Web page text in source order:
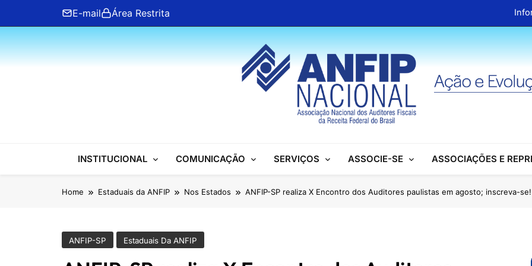
content
E-mail Área Restrita
ANFIP Nacional recebe visita da superintendente
Preparativos para o XIX Encontro
Almoço em homenagem ao Dia
Preparativos para o XIX Encontro
Almoço em homenagem ao Dia
ANFIP Nacional
INSTITUCIONAL COMUNICAÇÃO SERVIÇOS ASSOCIE-SE ASSOCIAÇÕES E
Home Estaduais da ANFIP Nos Estados ANFIP-SP realiza X Encontro dos Auditores paulistas em agosto; inscreva-se!
ANFIP-SP Estaduais Da ANFIP